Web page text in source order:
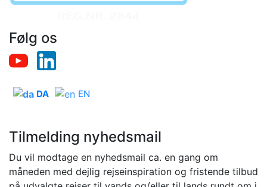
Følg os
DA EN
Tilmelding nyhedsmail
Du vil modtage en nyhedsmail ca. en gang om
måneden med dejlig rejseinspiration og fristende tilbud